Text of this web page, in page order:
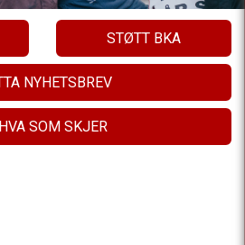
STØTT BKA
NYHETSBREV
SOM SKJER